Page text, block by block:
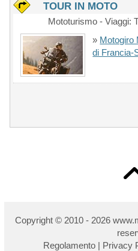
TOUR IN MOTO
Mototurismo - Viaggi:
» Motogiro
di Francia-
Copyright © 2010 - 2026 w
Regolamento | Privacy